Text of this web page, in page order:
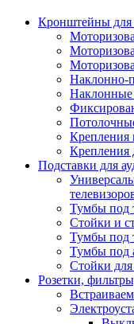
Кронштейны для
Наклонно-
Наклонные
Крепления
Крепления
Подставки для
Тумбы под
Стойки и
Тумбы под
Тумбы под
Стойки для
Розетки,